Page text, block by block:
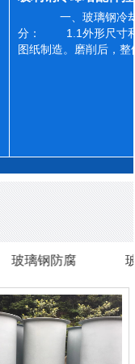
一、玻璃钢冷
分： 1.1外形尺寸和
图纸制造。磨削后，
玻璃钢防腐